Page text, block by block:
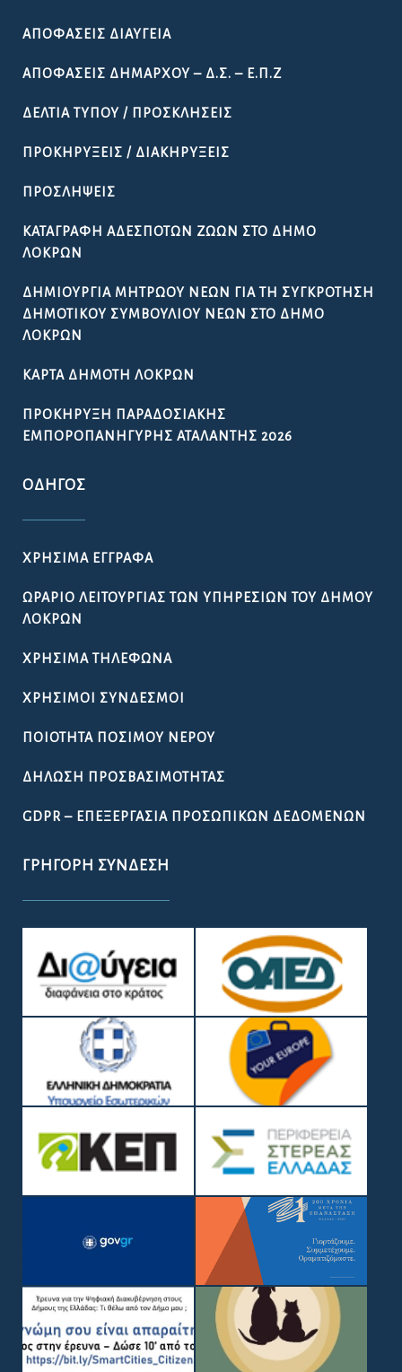
ΑΠΟΦΆΣΕΙΣ ΔΙΑΎΓΕΙΑ
ΑΠΟΦΆΣΕΙΣ ΔΗΜΆΡΧΟΥ – Δ.Σ. – Ε.Π.Ζ
ΔΕΛΤΊΑ ΤΎΠΟΥ / ΠΡΟΣΚΛΉΣΕΙΣ
ΠΡΟΚΗΡΎΞΕΙΣ / ΔΙΑΚΗΡΎΞΕΙΣ
ΠΡΟΣΛΉΨΕΙΣ
ΚΑΤΑΓΡΑΦΉ ΑΔΈΣΠΟΤΩΝ ΖΏΩΝ ΣΤΟ ΔΉΜΟ
ΛΟΚΡΏΝ
ΔΗΜΙΟΥΡΓΊΑ ΜΗΤΡΏΟΥ ΝΈΩΝ ΓΙΑ ΤΗ ΣΥΓΚΡΌΤΗΣΗ
ΔΗΜΟΤΙΚΟΎ ΣΥΜΒΟΥΛΊΟΥ ΝΈΩΝ ΣΤΟ ΔΉΜΟ
ΛΟΚΡΏΝ
ΚΆΡΤΑ ΔΗΜΌΤΗ ΛΟΚΡΏΝ
ΠΡΟΚΉΡΥΞΗ ΠΑΡΑΔΟΣΙΑΚΉΣ
ΕΜΠΟΡΟΠΑΝΉΓΥΡΗΣ ΑΤΑΛΆΝΤΗΣ 2026
ΟΔΗΓΌΣ
ΧΡΉΣΙΜΑ ΈΓΓΡΑΦΑ
ΩΡΆΡΙΟ ΛΕΙΤΟΥΡΓΊΑΣ ΤΩΝ ΥΠΗΡΕΣΙΏΝ ΤΟΥ ΔΉΜΟΥ
ΛΟΚΡΏΝ
ΧΡΉΣΙΜΑ ΤΗΛΈΦΩΝΑ
ΧΡΉΣΙΜΟΙ ΣΎΝΔΕΣΜΟΙ
ΠΟΙΌΤΗΤΑ ΠΌΣΙΜΟΥ ΝΕΡΟΎ
ΔΉΛΩΣΗ ΠΡΟΣΒΑΣΙΜΌΤΗΤΑΣ
GDPR – ΕΠΕΞΕΡΓΑΣΙΑ ΠΡΟΣΩΠΙΚΩΝ ΔΕΔΟΜΕΝΩΝ
ΓΡΉΓΟΡΗ ΣΎΝΔΕΣΗ